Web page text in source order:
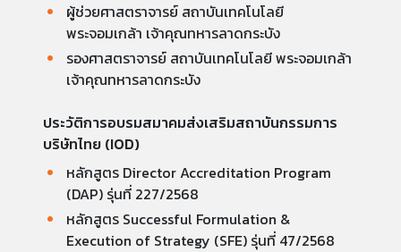
ผู้ช่วยศาสตราจารย์ สถาบันเทคโนโลยี
พระจอมเกล้า เจ้าคุณทหารลาดกระบัง
รองศาสตราจารย์ สถาบันเทคโนโลยี พระจอมเกล้า
เจ้าคุณทหารลาดกระบัง
ประวัติการอบรมสมาคมส่งเสริมสถาบันกรรมการ
บริษัทไทย (IOD)
หลักสูตร Director Accreditation Program
(DAP) รุ่นที่ 227/2568
หลักสูตร Successful Formulation &
Execution of Strategy (SFE) รุ่นที่ 47/2568